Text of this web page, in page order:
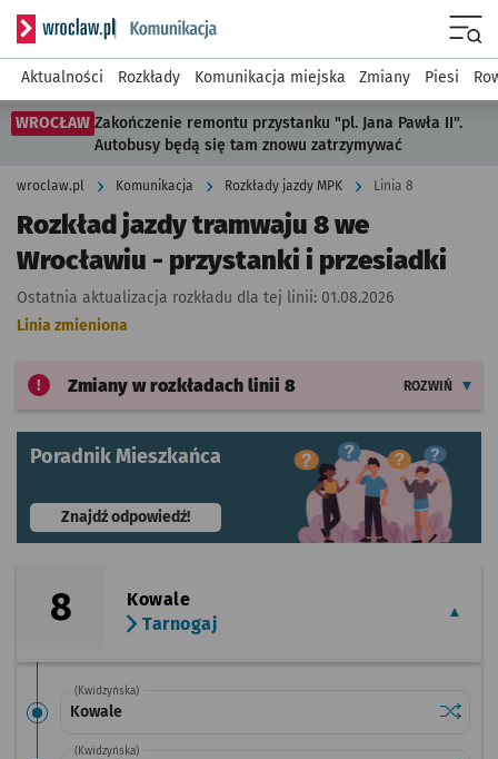
Serwis informacyjny wroclaw.pl podserwis: Komunikacja
Aktualności Rozkłady Komunikacja miejska Zmiany Piesi
WROCŁAW Zakończenie remontu przystanku "pl. Jana Pawła II".
Autobusy będą się tam znowu zatrzymywać
wroclaw.pl Komunikacja Rozkłady jazdy MPK Linia 8
Rozkład jazdy tramwaju 8 we
Wrocławiu - przystanki i przesiadki
Ostatnia aktualizacja rozkładu dla tej linii: 01.08.2026
Linia zmieniona
Zmiany w rozkładach linii 8 ROZWIŃ
Poradnik Mieszkańca
Znajdź odpowiedź!- otworzy się w nowej karcie
8
Kowale
Tarnogaj
(Kwidzyńska)
Kowale
(Kwidzyńska)